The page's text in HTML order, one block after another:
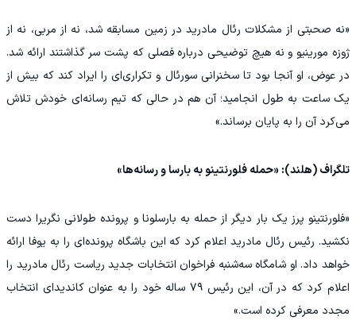
«نه صحبتی از مشکلات رئال مادرید در زمین مسابقه شد، نه از مربی، نه از
ژوزه مورینیو و نه هیچ توضیحی درباره فصلی که پشت سر گذاشتند ارائه شد.
در عوض، او آنجا بود تا سخنرانی سورئال و تکراری‌ای را ایراد کند که بیش از
یک ساعت به طول انجامید؛ آن هم در حالی که تیم رسانه‌ای خودش تلاش
می‌کرد آن را به پایان برساند.»
تلگراف (هلند): «حمله فلورنتینو به بارسا و رسانه‌ها»
«فلورنتینو پرز یک بار دیگر از حمله به بارسلونا و پرونده طولانی نگریرا دست
نکشید. رئیس رئال مادرید اعلام کرد که این باشگاه پرونده‌ای را به یوفا ارائه
خواهد داد. او شامگاه سه‌شنبه فراخوان انتخابات جدید ریاست رئال مادرید را
اعلام کرد که در آن، این رئیس ۷۹ ساله خود را به عنوان کاندیدای انتخاب
مجدد معرفی کرده است.»